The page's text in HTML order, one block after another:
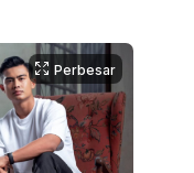
Perbesar